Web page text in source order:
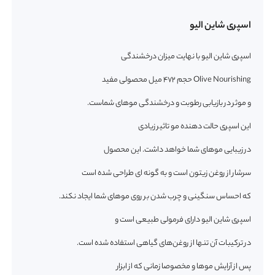
اسپری شاین الیو
اسپری شاین الیو با نهایت میزان درخشندگی
Olive Nourishing حجم 472 میل محصولی مفید
و موثر در بازیابی رطوبت و درخشندگی موهای شماست.
این اسپری حالت دهنده مو تاثیر زیادی
در زیبایی موهای شما خواهد داشت. این محصول
سرشار از روغن زیتون است و به گونه ای طراحی شده است
که احساس سنگینی و چرب شدن بر روی موهای شما ایجاد نکند.
اسپری شاین الیو دارای فرمولی طبیعی است و
در ترکیبات آن تنها از روغن‌های گیاهی استفاده شده است.
پس از آرایش موها و مخصوصا زمانی که از ابزار